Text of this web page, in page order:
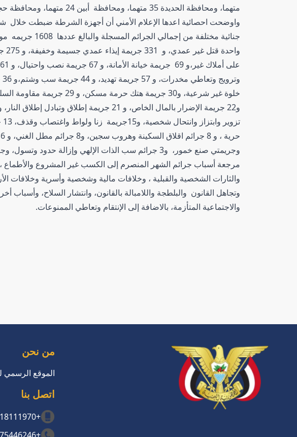
متهما، ومحافظة الحديدة 35 متهما، ومحافظة أبين 24 متهما، ومحافظة حجة 21 متهما.
خلوة غير شرعية، و30 جريمة هتك
وجريمتي صنع خمور، و3 جرائم سب الذات الإلهي وإزالة حدود وتسول، وجريمة واحدة بلاغ كاذب.
مرجعة أسباب جرائم الشهر المنصرم إلى الكسب غير المشروع والأطماع ،
والثارات الشخصية والقبلية ، وخلافات مالية وشخصية وأسرية وخلافات
وتجاهل القانون والبلطجة واللامبالة بالقانون، وانتشار السلاح، وأسباب
والاجتماعية المتأزمة، بالاضافة إلى الإنتقام وتعاطي الممنوعات.
من نحن
الموقع الرسمي
اتصل بنا
+967718111970